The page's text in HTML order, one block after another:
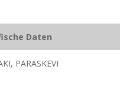
Daten
PARASKEVI